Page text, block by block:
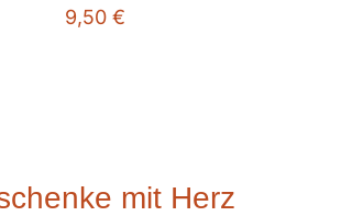
9,50 €
mit Herz